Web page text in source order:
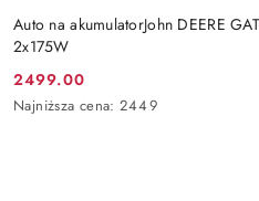
Auto na akumulatorJohn DEERE
2x175W
Cena
promocyjna:
2499.00
Najniższa
Najniższa cena: 2449